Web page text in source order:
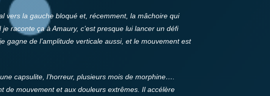
vers la gauche bloqué et, récemment, la mâchoire qui
raconte ça à Amaury, c’est presque lui lancer un défi
gagne de l’amplitude verticale aussi, et le mouvement est
capsulite, l’horreur, plusieurs mois de morphine….
de mouvement et aux douleurs extrêmes. Il accélère